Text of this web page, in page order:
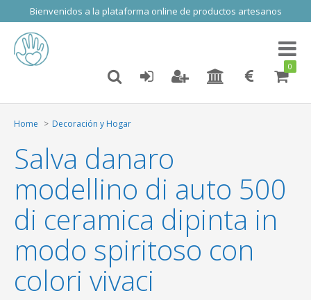
Bienvenidos a la plataforma online de productos artesanos
Toggle
0
Home Decoración y Hogar
Salva danaro
modellino di auto 500
di ceramica dipinta in
modo spiritoso con
colori vivaci